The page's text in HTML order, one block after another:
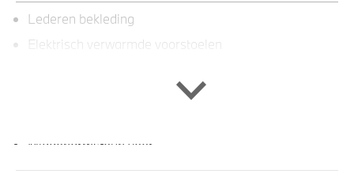
Lederen bekleding
Elektrisch verwarmde voorstoelen
Middenarmsteun voor
M Hemelbekleding in Anthrazit uitgevoerd